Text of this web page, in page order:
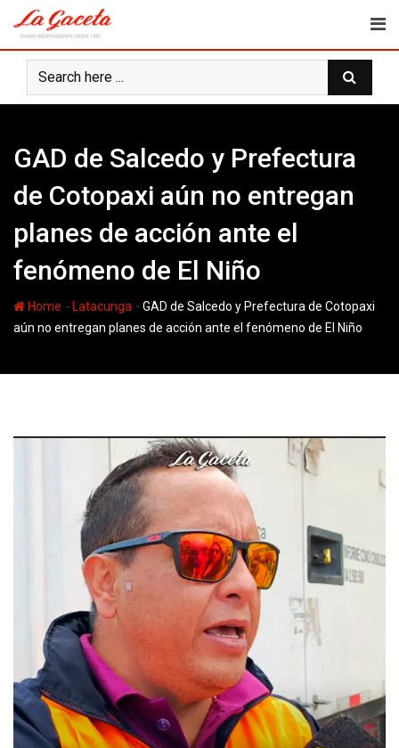
content
GAD de Salcedo y Prefectura
de Cotopaxi aún no entregan
planes de acción ante el
fenómeno de El Niño
Home - Latacunga -GAD de Salcedo y Prefectura de Cotopaxi
aún no entregan planes de acción ante el fenómeno de El Niño